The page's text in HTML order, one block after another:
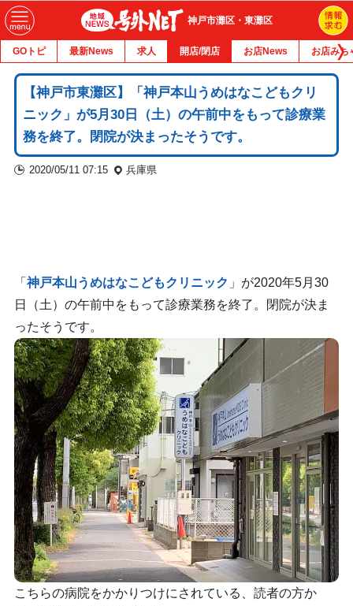
神戸市灘区・東灘区
GOトピ 最新News 求人 開店/閉店 お店News お店みち
【神戸市東灘区】「神戸本山うめはなこどもクリ
ニック」が5月30日（土）の午前中をもって診療業
務を終了。閉院が決まったそうです。
2020/05/11 07:15 兵庫県
「 神戸本山うめはなこどもクリニック 」が2020年5月30
日（土）の午前中をもって診療業務を終了。閉院が決ま
ったそうです。
こちらの病院をかかりつけにされている、読者の方か